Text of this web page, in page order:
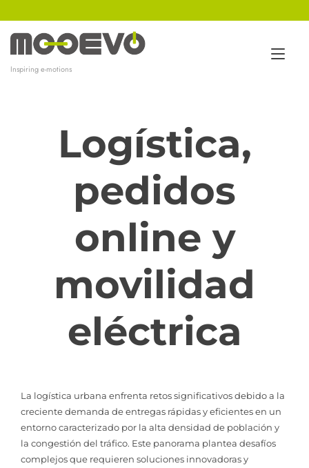
al
contenido
Inspiring e-motions
Logística,
pedidos
online y
movilidad
eléctrica
La logística urbana enfrenta retos significativos debido a la
creciente demanda de entregas rápidas y eficientes en un
entorno caracterizado por la alta densidad de población y
la congestión del tráfico. Este panorama plantea desafíos
complejos que requieren soluciones innovadoras y